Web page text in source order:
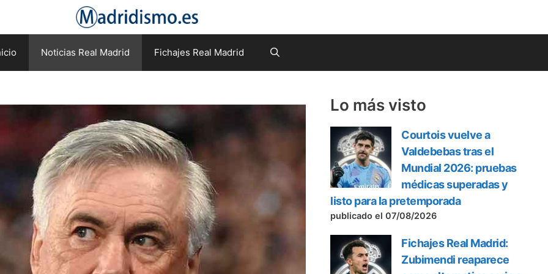
Noticias Real Madrid Fichajes Real Madrid
Lo más visto
Courtois vuelve a
Valdebebas tras el
Mundial 2026: pruebas
médicas superadas y
listo para la pretemporada
publicado el 07/08/2026
Fichajes Real Madrid:
Zubimendi reaparece